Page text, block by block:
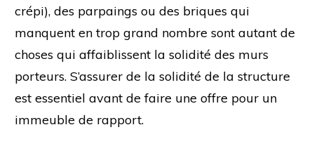
crépi), des parpaings ou des briques qui
manquent en trop grand nombre sont autant de
choses qui affaiblissent la solidité des murs
porteurs. S’assurer de la solidité de la structure
est essentiel avant de faire une offre pour un
immeuble de rapport.